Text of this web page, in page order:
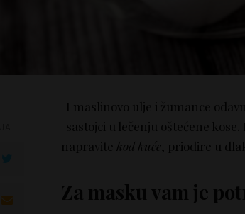
I maslinovo ulje i žumance
sastojci u lečenju oštećene kose.
napravite kod kuće, priodire u
Za masku vam je